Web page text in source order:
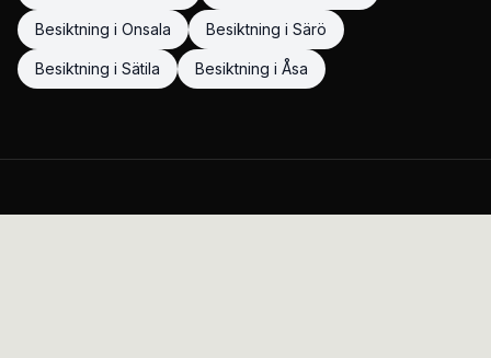
Besiktning i Onsala Besiktning i Särö
Besiktning i Sätila Besiktning i Åsa